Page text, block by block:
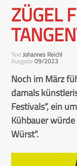
ZÜGEL
TextJohannes Reichl
Ausgabe09/2023
Noch im März
damals
Festivals“, ein
Kühbauer
Würst“.